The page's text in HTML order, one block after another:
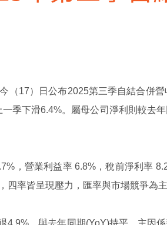
（17）日公布2025第三季自結合併營
一季下滑6.4%。屬母公司淨利則較去
，營業利益率6.8% ，稅前淨利率
率皆呈現壓力，匯率與市場競爭為主
4.9% ，與去年同期(YoY)持平，主因